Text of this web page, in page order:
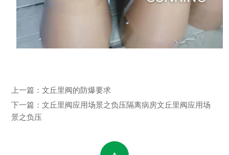
上一篇： 文丘里阀的防爆要求
下一篇： 文丘里阀应用场景之负压隔离病房文丘里阀应用场
景之负压